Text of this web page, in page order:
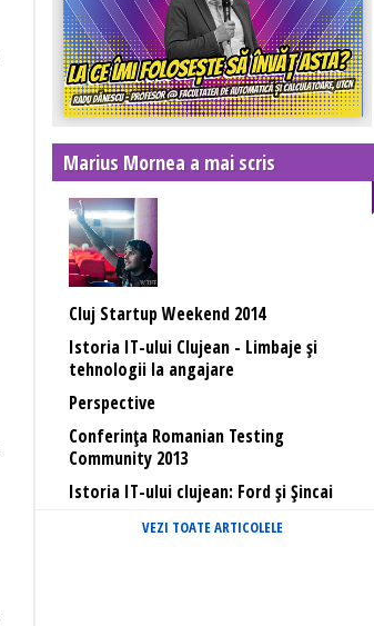
Marius Mornea a mai scris
Cluj Startup Weekend 2014
Istoria IT-ului Clujean - Limbaje și
tehnologii la angajare
Perspective
Conferința Romanian Testing
Community 2013
Istoria IT-ului clujean: Ford și Șincai
VEZI TOATE ARTICOLELE